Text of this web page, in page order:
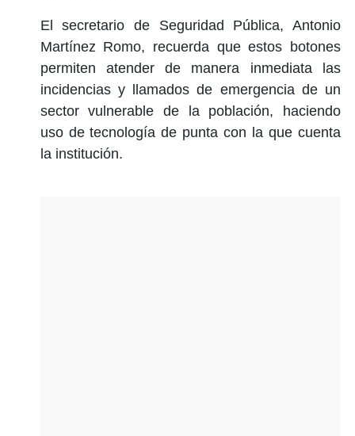
El secretario de Seguridad Pública, Antonio
Martínez Romo, recuerda que estos botones
permiten atender de manera inmediata las
incidencias y llamados de emergencia de un
sector vulnerable de la población, haciendo
uso de tecnología de punta con la que cuenta
la institución.